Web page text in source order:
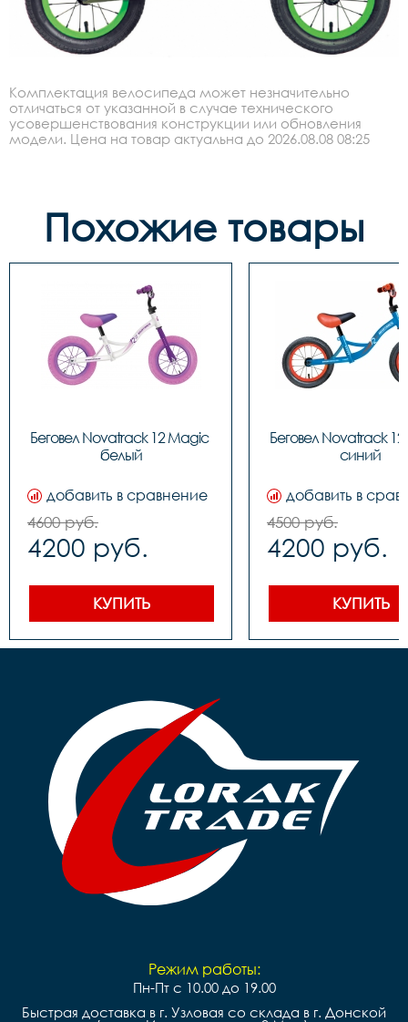
Комплектация велосипеда может незначительно
отличаться от указанной в случае технического
усовершенствования конструкции или обновления
модели. Цена на товар актуальна до 2026.08.08 08:25
Похожие товары
Беговел Novatrack 12 Magic
белый
добавить в сравнение
4600 руб.
4200 руб.
КУПИТЬ
Беговел Novatrack
синий
добавить в
4500 руб.
4200 руб.
КУПИТЬ
Режим работы:
Пн-Пт с 10.00 до 19.00
Быстрая доставка в г. Узловая со склада в г. Донской